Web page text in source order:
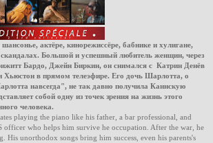
актёре, кинорежиссёре, бабнике и хулигане,
Большой и успешный любитель женщин, через
Бардо, Джейн Биркин, он снимался с Катрин Денёв
в прямом телеэфире. Его дочь Шарлотта, о
навсегда", не так давно получила Каннскую
собой одну из точек зрения на жизнь этого
человека.
playing the piano like his father, a bar professional, and
officer who helps him survive he occupation. After the war, he
His unorthodox songs bring him success, even his parents's